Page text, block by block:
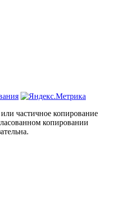
частичное копирование
копировании